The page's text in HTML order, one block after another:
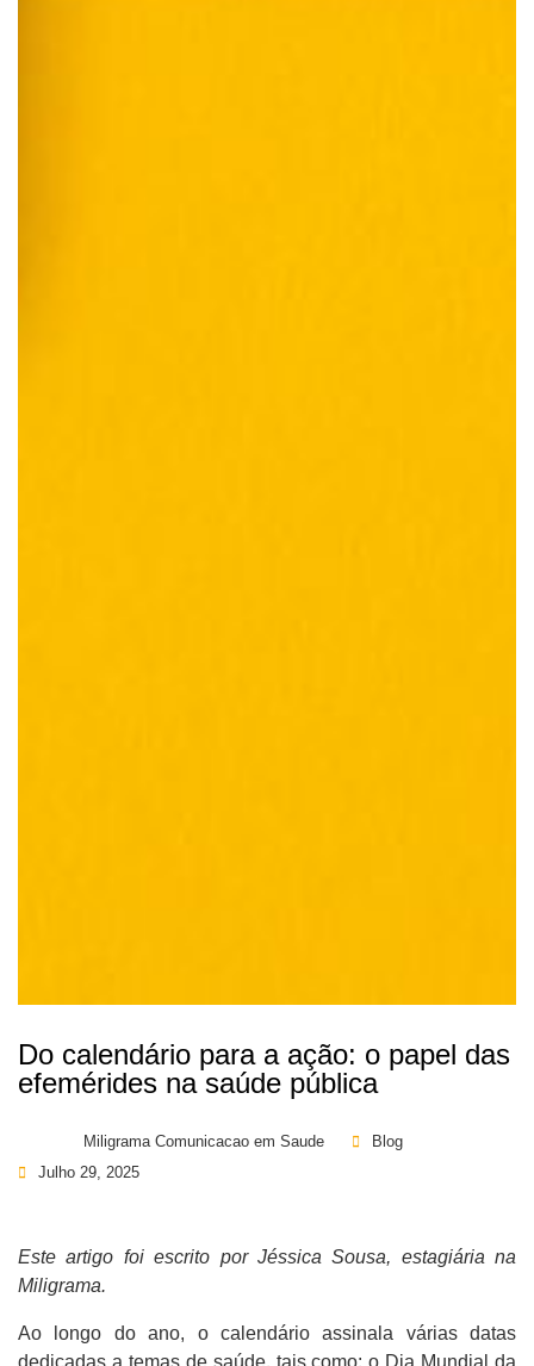
Do calendário para a ação: o papel das
efemérides na saúde pública
Miligrama Comunicacao em Saude
Blog
Julho 29, 2025
Este artigo foi escrito por Jéssica Sousa, estagiária na
Miligrama.
Ao longo do ano, o calendário assinala várias datas